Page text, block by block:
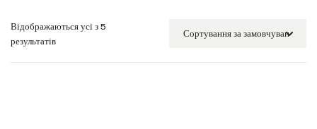
Відображаються усі з 5
результатів